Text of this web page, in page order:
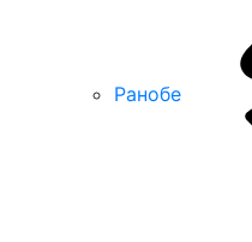
Ранобе